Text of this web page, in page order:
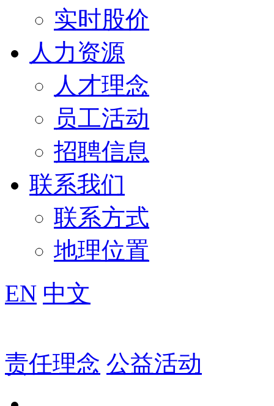
实时股价
人力资源
人才理念
员工活动
招聘信息
联系我们
联系方式
地理位置
EN 中文
责任理念 公益活动